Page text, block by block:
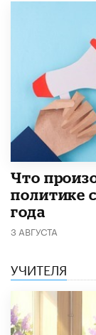
​Что
политике
года
3 АВГУСТА
УЧИТЕЛЯ